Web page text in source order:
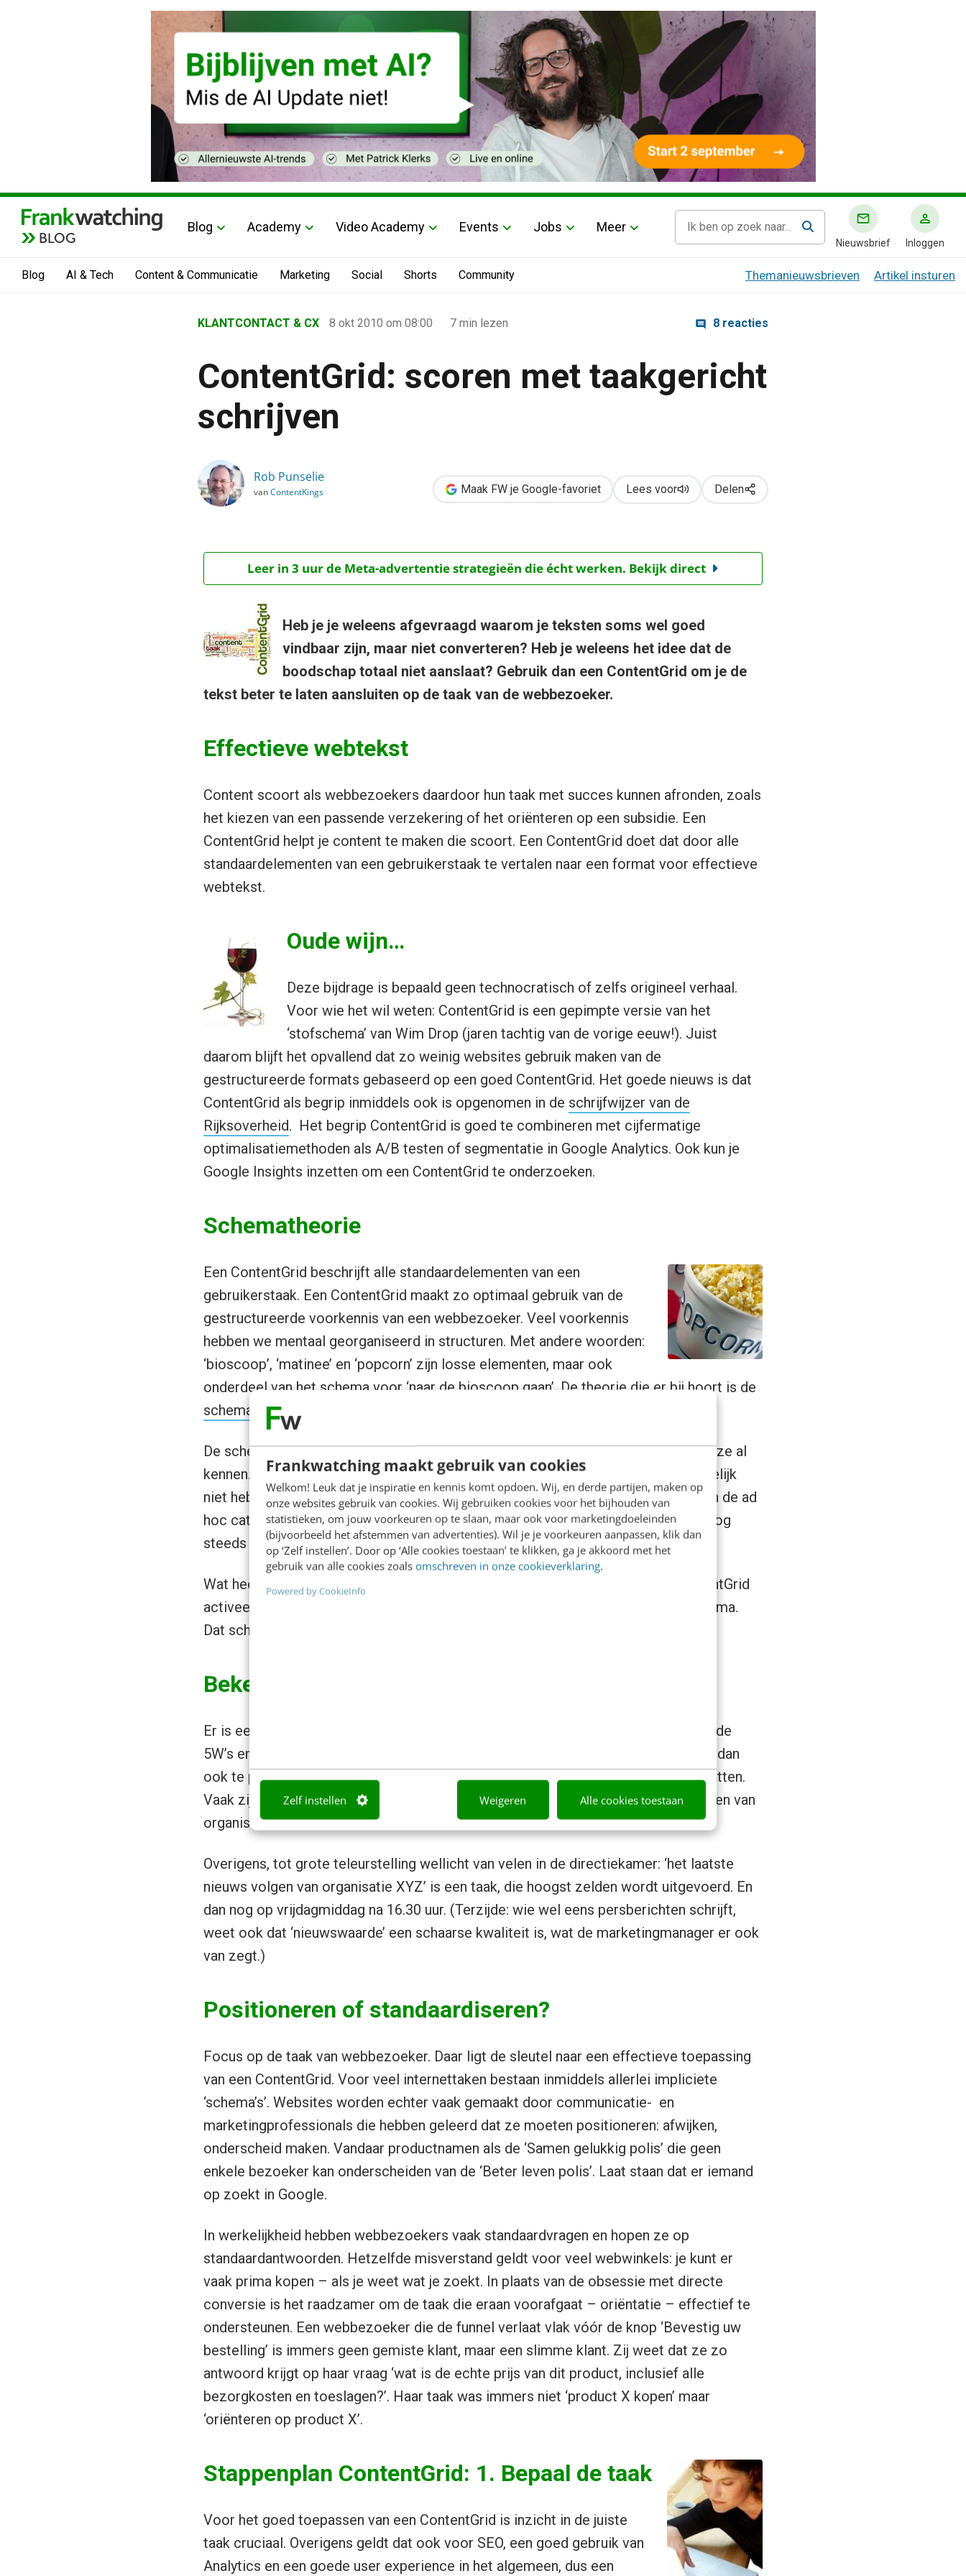
Frankwatching maakt gebruik van cookies
Welkom! Leuk dat je inspiratie en kennis komt opdoen. Wij, en derde partijen, maken op
onze websites gebruik van cookies. Wij gebruiken cookies voor het bijhouden van
statistieken, om jouw voorkeuren op te slaan, maar ook voor marketingdoeleinden
(bijvoorbeeld het afstemmen van advertenties). Wil je je voorkeuren aanpassen, klik dan
op ‘Zelf instellen’. Door op ‘Alle cookies toestaan’ te klikken, ga je akkoord met het
gebruik van alle cookies zoals omschreven in onze cookieverklaring.
Powered by CookieInfo
Zelf instellen Weigeren Alle cookies toestaan
BLOG
Blog Academy Video Academy Events Jobs Meer
Nieuwsbrief Inloggen
Blog AI & Tech Content & Communicatie Marketing Social Shorts Community Themanieuwsbrieven Artikel insturen
›
›
Klantcontact & CX
›
KLANTCONTACT & CX 8 okt 2010 om 08:00 7 min lezen 8 reacties
ContentGrid: scoren met taakgericht
schrijven
Rob Punselie
vanContentKings Maak FW je Google-favoriet Lees voor Delen
Leer in 3 uur de Meta-advertentie strategieën die écht werken. Bekijk direct
Heb je je weleens afgevraagd waarom je teksten soms wel goed
vindbaar zijn, maar niet converteren? Heb je weleens het idee dat de
boodschap totaal niet aanslaat? Gebruik dan een ContentGrid om je de
tekst beter te laten aansluiten op de taak van de webbezoeker.
Effectieve webtekst
Content scoort als webbezoekers daardoor hun taak met succes kunnen afronden, zoals
het kiezen van een passende verzekering of het oriënteren op een subsidie. Een
ContentGrid helpt je content te maken die scoort. Een ContentGrid doet dat door alle
standaardelementen van een gebruikerstaak te vertalen naar een format voor effectieve
webtekst.
Oude wijn…
Deze bijdrage is bepaald geen technocratisch of zelfs origineel verhaal.
Voor wie het wil weten: ContentGrid is een gepimpte versie van het
‘stofschema’ van Wim Drop (jaren tachtig van de vorige eeuw!). Juist
daarom blijft het opvallend dat zo weinig websites gebruik maken van de
gestructureerde formats gebaseerd op een goed ContentGrid. Het goede nieuws is dat
ContentGrid als begrip inmiddels ook is opgenomen in de schrijfwijzer van de
Rijksoverheid. Het begrip ContentGrid is goed te combineren met cijfermatige
optimalisatiemethoden als A/B testen of segmentatie in Google Analytics. Ook kun je
Google Insights inzetten om een ContentGrid te onderzoeken.
Schematheorie
Een ContentGrid beschrijft alle standaardelementen van een
gebruikerstaak. Een ContentGrid maakt zo optimaal gebruik van de
gestructureerde voorkennis van een webbezoeker. Veel voorkennis
hebben we mentaal georganiseerd in structuren. Met andere woorden:
‘bioscoop’, ‘matinee’ en ‘popcorn’ zijn losse elementen, maar ook
onderdeel van het schema voor ‘naar de bioscoop gaan’. De theorie die er bij hoort is de
schematheorie
De schematheorie stelt dat mensen graag informatie inpassen in een schema dat ze al
kennen. Sterker nog, dat doen ze zo graag dat ze ook dingen inpassen die ze feitelijk
niet hebben gezien. Verwante begrippen zijn ‘rol schemata’ en ‘event schemata’ en de ad
hoc categorieën vanBarsalou. De schematheorie (officieel schematatheorie) is nog
steeds standaard collegestof voor studenten cognitieve psychologie.
Wat heeft goede content daarmee te maken? Feitelijk heel veel. Een goed ContentGrid
activeert het juiste ‘schema’ en presenteert alle standaardelementen van dat schema.
Dat schema is in het geval van een website meestal een gebruikerstaak.
Bekendste ContentGrid: 5 W’s en H
Er is een ContentGrid dat iedereen kent, dat hoort bij het schema ‘nieuws volgen’: de
5W’s en de H. De vragen ‘Wie? Wat? Waar? Wanneer? Waarom? en Hoe?’ worden dan
ook te pas en te onpas gebruikt. Ook voor teksten die helemaal geen nieuws bevatten.
Vaak zijn de teksten dan ook niet bedoeld voor een lezer die het ‘nieuws wil volgen van
organisatie XYZ’.
Overigens, tot grote teleurstelling wellicht van velen in de directiekamer: ‘het laatste
nieuws volgen van organisatie XYZ’ is een taak, die hoogst zelden wordt uitgevoerd. En
dan nog op vrijdagmiddag na 16.30 uur. (Terzijde: wie wel eens persberichten schrijft,
weet ook dat ‘nieuwswaarde’ een schaarse kwaliteit is, wat de marketingmanager er ook
van zegt.)
Positioneren of standaardiseren?
Focus op de taak van webbezoeker. Daar ligt de sleutel naar een effectieve toepassing
van een ContentGrid. Voor veel internettaken bestaan inmiddels allerlei impliciete
‘schema’s’. Websites worden echter vaak gemaakt door communicatie- en
marketingprofessionals die hebben geleerd dat ze moeten positioneren: afwijken,
onderscheid maken. Vandaar productnamen als de ‘Samen gelukkig polis’ die geen
enkele bezoeker kan onderscheiden van de ‘Beter leven polis’. Laat staan dat er iemand
op zoekt in Google.
In werkelijkheid hebben webbezoekers vaak standaardvragen en hopen ze op
standaardantwoorden. Hetzelfde misverstand geldt voor veel webwinkels: je kunt er
vaak prima kopen – als je weet wat je zoekt. In plaats van de obsessie met directe
conversie is het raadzamer om de taak die eraan voorafgaat – oriëntatie – effectief te
ondersteunen. Een webbezoeker die de funnel verlaat vlak vóór de knop ‘Bevestig uw
bestelling’ is immers geen gemiste klant, maar een slimme klant. Zij weet dat ze zo
antwoord krijgt op haar vraag ‘wat is de echte prijs van dit product, inclusief alle
bezorgkosten en toeslagen?’. Haar taak was immers niet ‘product X kopen’ maar
‘oriënteren op product X’.
Stappenplan ContentGrid: 1. Bepaal de taak
Voor het goed toepassen van een ContentGrid is inzicht in de juiste
taak cruciaal. Overigens geldt dat ook voor SEO, een goed gebruik van
Analytics en een goede user experience in het algemeen, dus een